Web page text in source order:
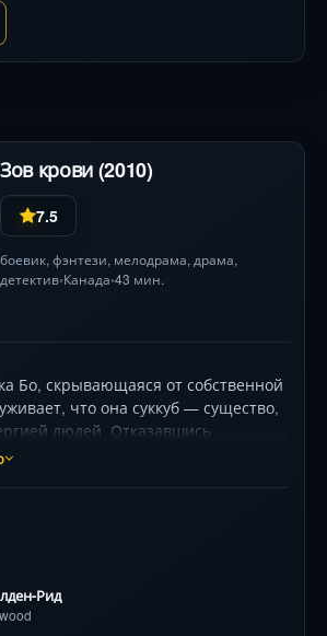
Зов крови (2010)
7.5
боевик, фэнтези, мелодрама, драма,
детектив•Канада•43 мин.
Бо, скрывающаяся от собственной
что она суккуб — существо,
людей. Отказавшись
Темных и Светлых фэйри, она
детективные расследования и
всё в динамичном канадском
поворотами.
Рид